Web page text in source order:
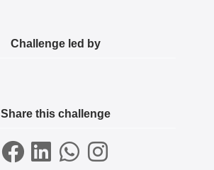
Challenge led by
Share this challenge